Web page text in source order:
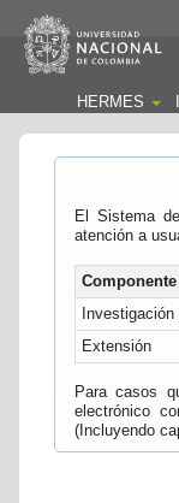
HERMES
El Sistema
atención a
Componente
Extensión
Para casos
electrónico
(Incluyendo